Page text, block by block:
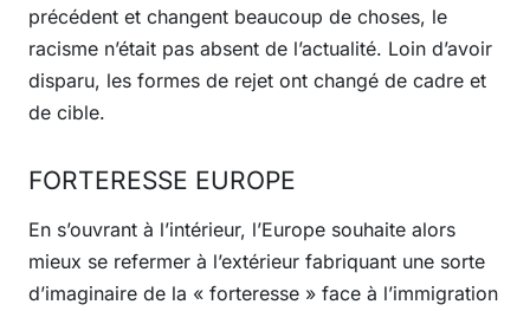
précédent et changent beaucoup de choses, le
racisme n’était pas absent de l’actualité. Loin d’avoir
disparu, les formes de rejet ont changé de cadre et
de cible.
FORTERESSE EUROPE
En s’ouvrant à l’intérieur, l’Europe souhaite alors
mieux se refermer à l’extérieur fabriquant une sorte
d’imaginaire de la « forteresse » face à l’immigration